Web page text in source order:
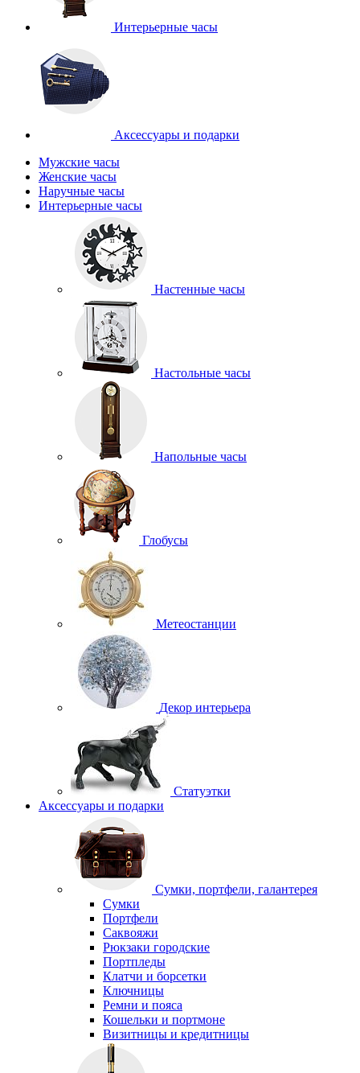
Интерьерные часы
Аксессуары и подарки
Мужские часы
Женские часы
Наручные часы
Интерьерные часы
Настенные часы
Настольные часы
Напольные часы
Глобусы
Метеостанции
Декор интерьера
Статуэтки
Аксессуары и подарки
Сумки, портфели, галантерея
Сумки
Портфели
Саквояжи
Рюкзаки городские
Портпледы
Клатчи и борсетки
Ключницы
Ремни и пояса
Кошельки и портмоне
Визитницы и кредитницы